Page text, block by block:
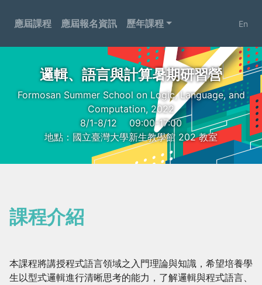
應屆課程 應屆報名資訊 歷年課程 En
邏輯、語言與計算暑期研習營
Formosan Summer School on Logic, Language, and
Computation, 2022
8/1-8/12
09:00-17:00
地點：國立臺灣大學新生教學館 202 教室
課程介紹
本課程將講授程式語言領域之入門理論與知識，希望培養學
生以型式邏輯進行清晰思考的能力，了解邏輯與程式語言、